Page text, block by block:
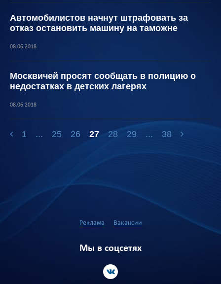
Автомобилистов начнут штрафовать за
отказ остановить машину на таможне
08.06.2018
Москвичей просят сообщать в полицию о
недостатках в детских лагерях
08.06.2018
1 ... 25 26 27 28 29 ... 38
Реклама Вакансии
Мы в соцсетях